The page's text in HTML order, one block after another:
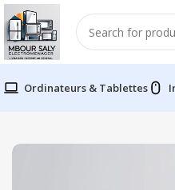
Ordinateurs & Tablettes